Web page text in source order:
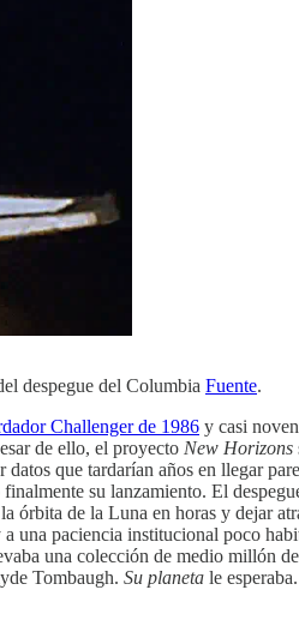
despegue del Columbia Fuente.
Challenger de 1986 y casi
de ello, el proyecto New Horizons
que tardarían años en llegar
su lanzamiento. El
órbita de la Luna en horas y dejar
una paciencia institucional poco
una colección de medio millón
Tombaugh. Su planeta le esperaba.